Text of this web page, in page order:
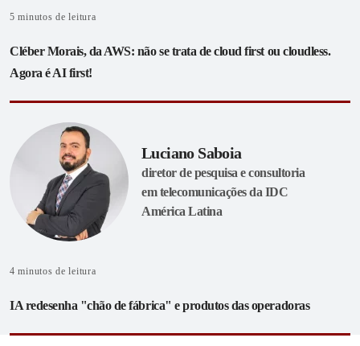
5 minutos de leitura
Cléber Morais, da AWS: não se trata de cloud first ou cloudless.
Agora é AI first!
Luciano Saboia
diretor de pesquisa e consultoria
em telecomunicações da IDC
América Latina
4 minutos de leitura
IA redesenha "chão de fábrica" e produtos das operadoras